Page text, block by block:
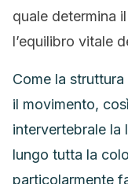
quale determina
l’equilibro vitale
Come la
il movimento,
intervertebrale la
lungo tutta la
particolarmente